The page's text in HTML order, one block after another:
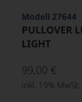
Modell 27644
PULLOVER
LIGHT
99,00 €
inkl. 19%